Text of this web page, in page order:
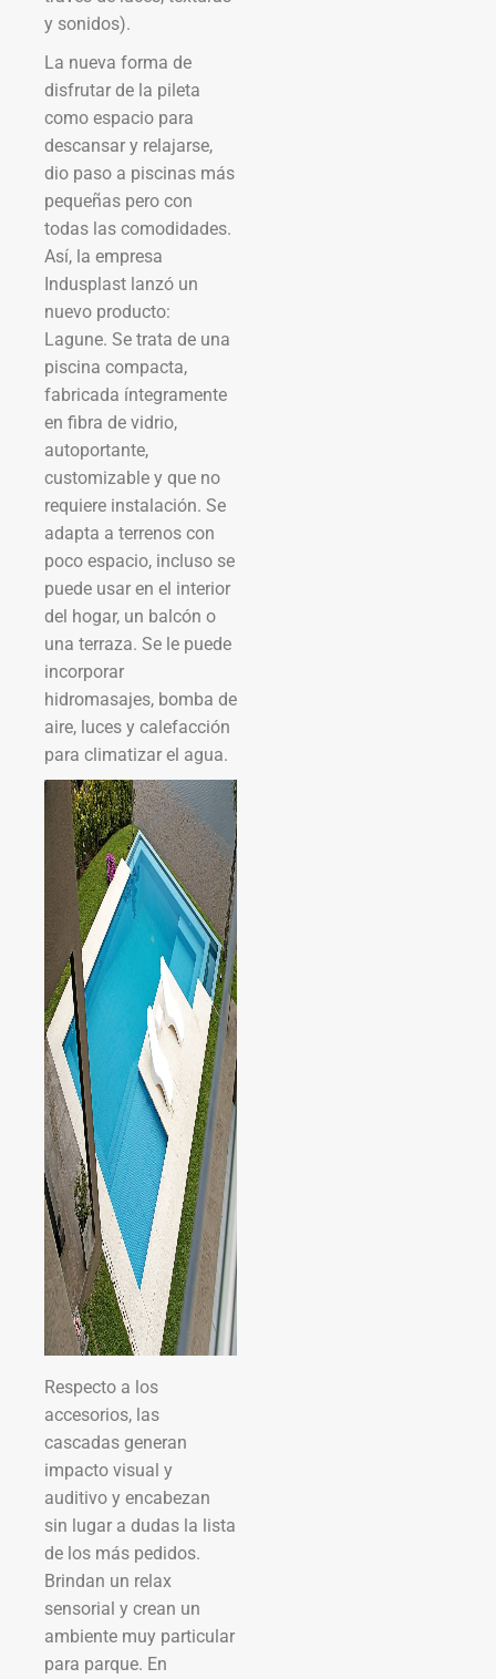
y sonidos).
La nueva forma de
disfrutar de la pileta
como espacio para
descansar y relajarse,
dio paso a piscinas más
pequeñas pero con
todas las comodidades.
Así, la empresa
Indusplast lanzó un
nuevo producto:
Lagune. Se trata de una
piscina compacta,
fabricada íntegramente
en fibra de vidrio,
autoportante,
customizable y que no
requiere instalación. Se
adapta a terrenos con
poco espacio, incluso se
puede usar en el interior
del hogar, un balcón o
una terraza. Se le puede
incorporar
hidromasajes, bomba de
aire, luces y calefacción
para climatizar el agua.
Respecto a los
accesorios, las
cascadas generan
impacto visual y
auditivo y encabezan
sin lugar a dudas la lista
de los más pedidos.
Brindan un relax
sensorial y crean un
ambiente muy particular
para parque. En